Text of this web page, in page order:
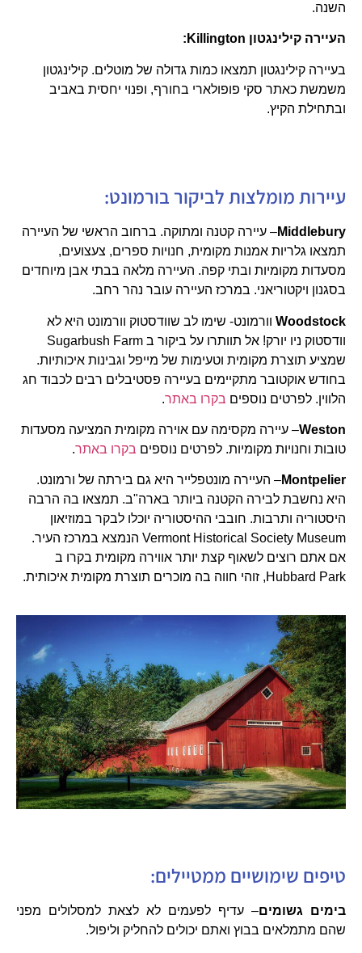
השנה.
העיירה קילינגטון Killington
:
בעיירה קילינגטון תמצאו כמות גדולה של מוטלים. קילינגטון
משמשת כאתר סקי פופולארי בחורף, ופנוי יחסית באביב
ובתחילת הקיץ.
עיירות מומלצות לביקור בורמונט:
Middlebury– עיירה קטנה ומתוקה. ברחוב הראשי של העיירה
תמצאו גלריות אמנות מקומית, חנויות ספרים, צעצועים,
מסעדות מקומיות ובתי קפה. העיירה מלאה בבתי אבן מיוחדים
בסגנון ויקטוריאני. במרכז העיירה עובר נהר רחב.
Woodstock וורמונט- שימו לב שוודסטוק וורמונט היא לא
וודסטוק ניו יורק! אל תוותרו על ביקור ב Sugarbush Farm
שמציע תוצרת מקומית וטעימות של מייפל וגבינות איכותיות.
בחודש אוקטובר מתקיימים בעיירה פסטיבלים רבים לכבוד חג
הלווין. לפרטים נוספים בקרו באתר.
Weston– עיירה מקסימה עם אוירה מקומית המציעה מסעדות
טובות וחנויות מקומיות. לפרטים נוספים בקרו באתר.
Montpelier– העיירה מונטפלייר היא גם בירתה של ורמונט.
היא נחשבת לבירה הקטנה ביותר בארה"ב. תמצאו בה הרבה
היסטוריה ותרבות. חובבי ההיסטוריה יוכלו לבקר במוזיאון
Vermont Historical Society Museum הנמצא במרכז העיר.
אם אתם רוצים לשאוף קצת יותר אווירה מקומית בקרו ב
Hubbard Park, זוהי חווה בה מוכרים תוצרת מקומית איכותית.
טיפים שימושיים ממטיילים:
בימים גשומים– עדיף לפעמים לא לצאת למסלולים מפני
שהם מתמלאים בבוץ ואתם יכולים להחליק וליפול.